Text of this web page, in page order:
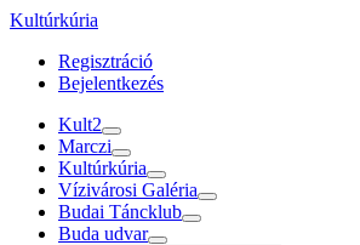
Tovább
tartalomra
Kultúrkúria
Regisztráció
Bejelentkezés
Kult2
Marczi
Kultúrkúria
Vízivárosi Galéria
Budai Táncklub
Buda udvar